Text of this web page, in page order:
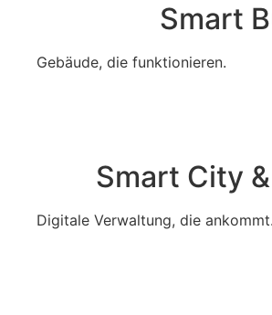
Smart
Gebäude, die funktionieren.
Smart City
Digitale Verwaltung, die ankommt.